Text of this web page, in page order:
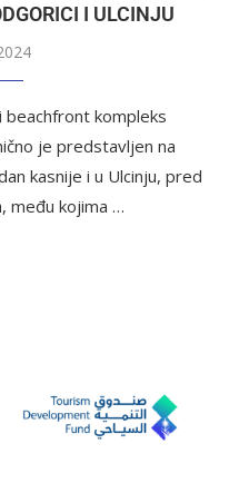
I ULCINJU
beachfront kompleks
je predstavljen na
kasnije i u Ulcinju, pred
među kojima …